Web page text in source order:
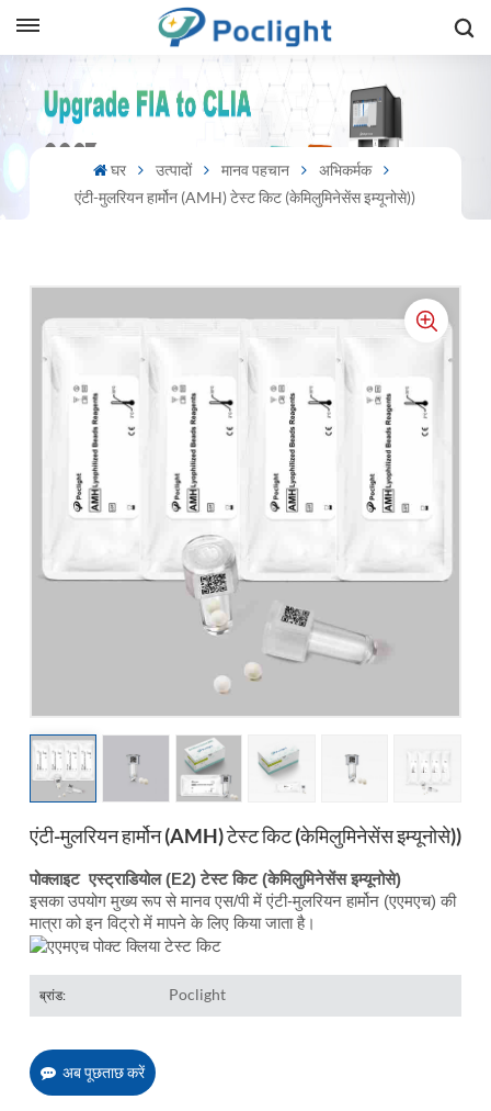
घर उत्पादों मानव पहचान
अभिकर्मक
एंटी-मुलरियन हार्मोन (AMH) टेस्ट किट (केमिलुमिनेसेंस इम्यूनोसे))
एंटी-मुलरियन हार्मोन (AMH) टेस्ट किट (केमिलुमिनेसेंस इम्यूनोसे))
पोक्लाइटएस्ट्राडियोल (E2) टेस्ट किट (केमिलुमिनेसेंस इम्यूनोसे)
इसका उपयोग मुख्य रूप से मानव एस/पी में एंटी-मुलरियन हार्मोन (एएमएच) की
मात्रा को इन विट्रो में मापने के लिए किया जाता है।
ब्रांड: Poclight
अब पूछताछ करें